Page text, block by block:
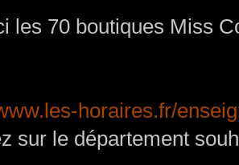
les 70 boutiques Miss
horaires.fr/
sur le département